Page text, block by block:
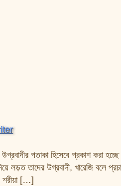
উগ্রবাদীর পতাকা হিসেবে প্রকাশ করা
নিয়ে লড়ত তাদের উগ্রবাদী, খারেজি
শরীয়া […]